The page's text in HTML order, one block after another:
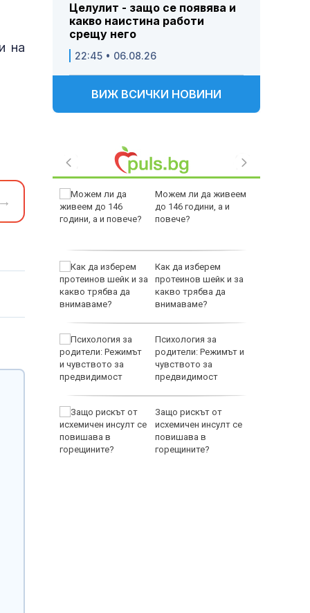
на
Целулит - защо се появява и
какво наистина работи
срещу него
22:45 • 06.08.26
ВИЖ ВСИЧКИ НОВИНИ
Можем ли да живеем
до 146 години, а и
повече?
Как да изберем
протеинов шейк и за
какво трябва да
внимаваме?
Психология за
родители: Режимът и
чувството за
предвидимост
Защо рискът от
исхемичен инсулт се
повишава в
горещините?